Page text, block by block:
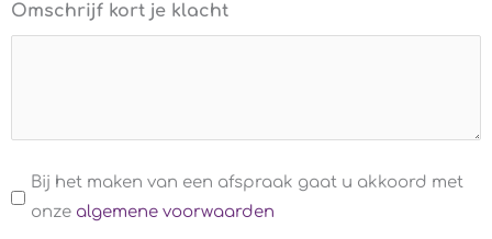
Omschrijf kort je klacht
Algemene
voorwaarden
Bij het maken van een afspraak gaat u akkoord met
onze algemene voorwaarden